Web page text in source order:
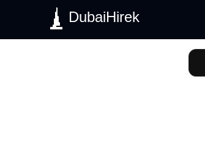
DubaiHirek